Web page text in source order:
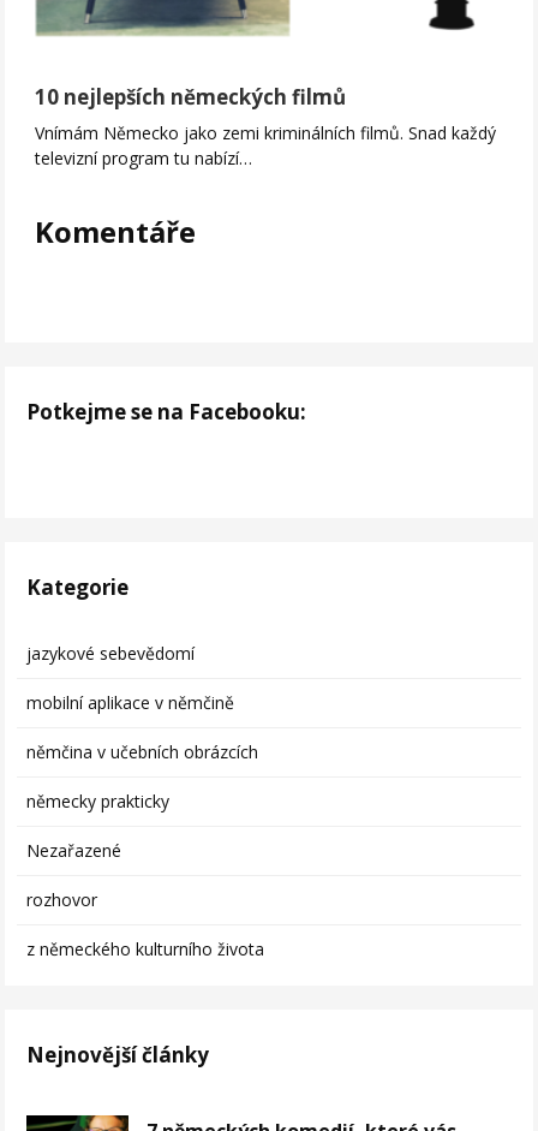
10 nejlepších německých filmů
Vnímám Německo jako zemi kriminálních filmů. Snad každý
televizní program tu nabízí…
Komentáře
Potkejme se na Facebooku:
Kategorie
jazykové sebevědomí
mobilní aplikace v němčině
němčina v učebních obrázcích
německy prakticky
Nezařazené
rozhovor
z německého kulturního života
Nejnovější články